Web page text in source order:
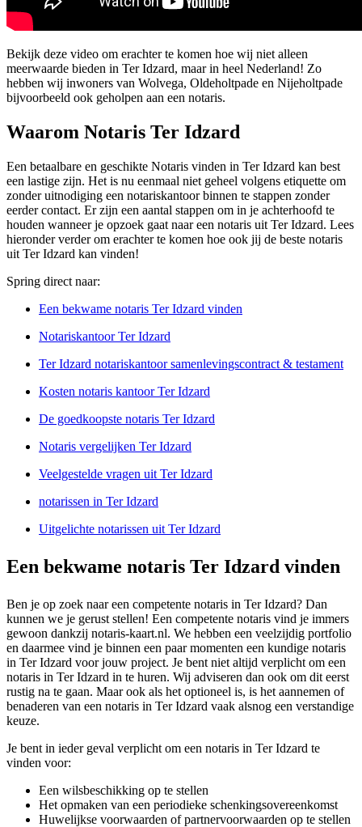
Bekijk deze video om erachter te komen hoe wij niet alleen
meerwaarde bieden in Ter Idzard, maar in heel Nederland! Zo
hebben wij inwoners van Wolvega, Oldeholtpade en Nijeholtpade
bijvoorbeeld ook geholpen aan een notaris.
Waarom Notaris Ter Idzard
Een betaalbare en geschikte Notaris vinden in Ter Idzard kan best
een lastige zijn. Het is nu eenmaal niet geheel volgens etiquette om
zonder uitnodiging een notariskantoor binnen te stappen zonder
eerder contact. Er zijn een aantal stappen om in je achterhoofd te
houden wanneer je opzoek gaat naar een notaris uit Ter Idzard. Lees
hieronder verder om erachter te komen hoe ook jij de beste notaris
uit Ter Idzard kan vinden!
Spring direct naar:
Een bekwame notaris Ter Idzard vinden
Notariskantoor Ter Idzard
Ter Idzard notariskantoor samenlevingscontract & testament
Kosten notaris kantoor Ter Idzard
De goedkoopste notaris Ter Idzard
Notaris vergelijken Ter Idzard
Veelgestelde vragen uit Ter Idzard
notarissen in Ter Idzard
Uitgelichte notarissen uit Ter Idzard
Een bekwame notaris Ter Idzard vinden
Ben je op zoek naar een competente notaris in Ter Idzard? Dan
kunnen we je gerust stellen! Een competente notaris vind je immers
gewoon dankzij notaris-kaart.nl. We hebben een veelzijdig portfolio
en daarmee vind je binnen een paar momenten een kundige notaris
in Ter Idzard voor jouw project. Je bent niet altijd verplicht om een
notaris in Ter Idzard in te huren. Wij adviseren dan ook om dit eerst
rustig na te gaan. Maar ook als het optioneel is, is het aannemen of
benaderen van een notaris in Ter Idzard vaak alsnog een verstandige
keuze.
Je bent in ieder geval verplicht om een notaris in Ter Idzard te
vinden voor:
Een wilsbeschikking op te stellen
Het opmaken van een periodieke schenkingsovereenkomst
Huwelijkse voorwaarden of partnervoorwaarden op te stellen